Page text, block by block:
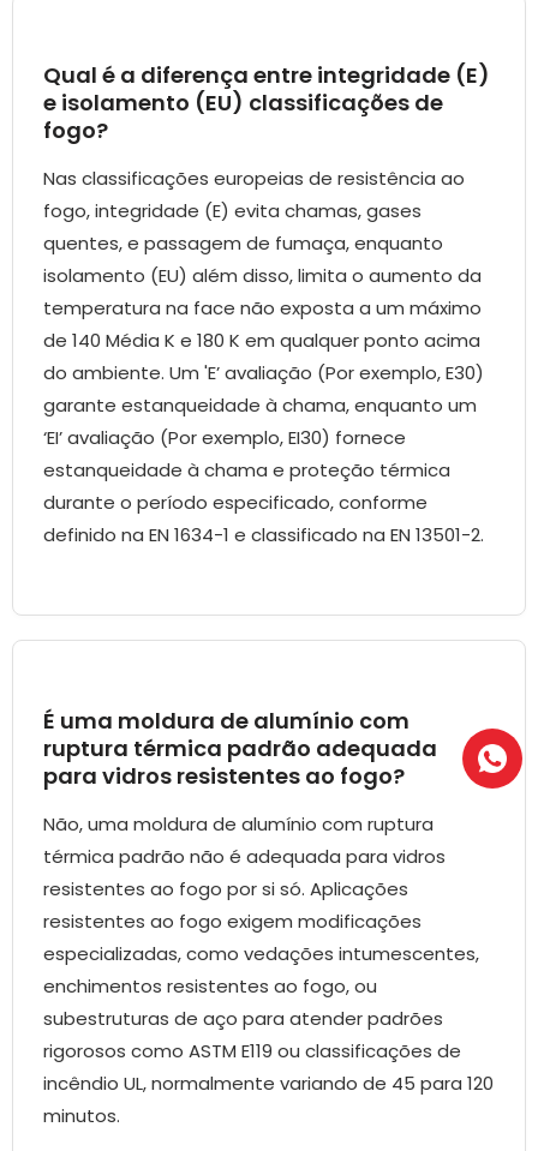
Qual é a diferença entre integridade (E)
e isolamento (EU) classificações de
fogo?
Nas classificações europeias de resistência ao
fogo, integridade (E) evita chamas, gases
quentes, e passagem de fumaça, enquanto
isolamento (EU) além disso, limita o aumento da
temperatura na face não exposta a um máximo
de 140 Média K e 180 K em qualquer ponto acima
do ambiente. Um 'E’ avaliação (Por exemplo, E30)
garante estanqueidade à chama, enquanto um
‘EI’ avaliação (Por exemplo, EI30) fornece
estanqueidade à chama e proteção térmica
durante o período especificado, conforme
definido na EN 1634-1 e classificado na EN 13501-2.
É uma moldura de alumínio com
ruptura térmica padrão adequada
para vidros resistentes ao fogo?
Não, uma moldura de alumínio com ruptura
térmica padrão não é adequada para vidros
resistentes ao fogo por si só. Aplicações
resistentes ao fogo exigem modificações
especializadas, como vedações intumescentes,
enchimentos resistentes ao fogo, ou
subestruturas de aço para atender padrões
rigorosos como ASTM E119 ou classificações de
incêndio UL, normalmente variando de 45 para 120
minutos.